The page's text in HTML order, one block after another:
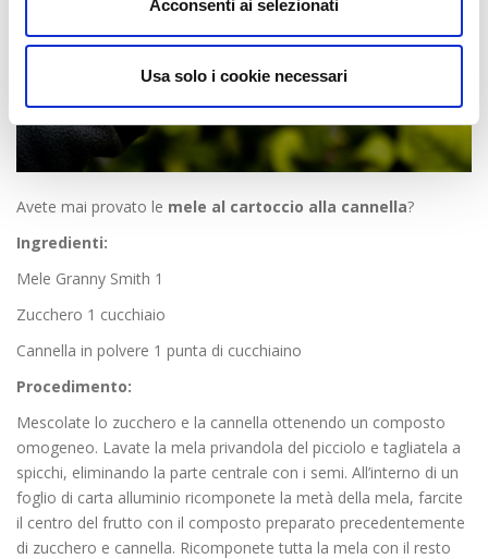
Acconsenti ai selezionati
Usa solo i cookie necessari
Avete mai provato le mele al cartoccio alla cannella?
Ingredienti:
Mele Granny Smith 1
Zucchero 1 cucchiaio
Cannella in polvere 1 punta di cucchiaino
Procedimento:
Mescolate lo zucchero e la cannella ottenendo un composto
omogeneo. Lavate la mela privandola del picciolo e tagliatela a
spicchi, eliminando la parte centrale con i semi. All’interno di un
foglio di carta alluminio ricomponete la metà della mela, farcite
il centro del frutto con il composto preparato precedentemente
di zucchero e cannella. Ricomponete tutta la mela con il resto